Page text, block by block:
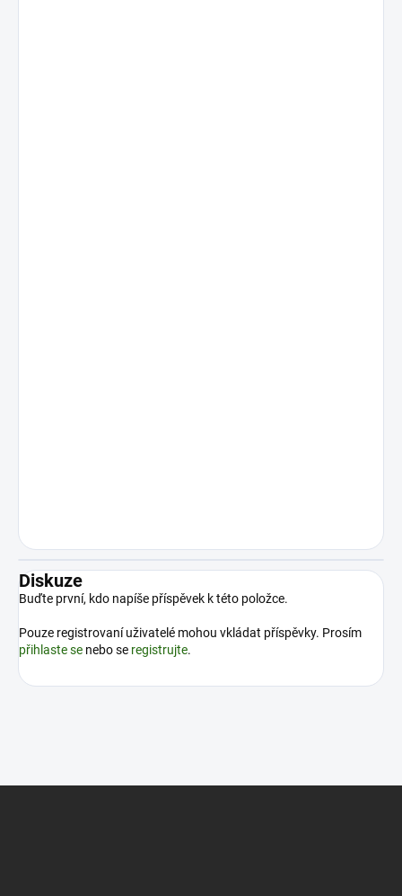
Diskuze
Buďte první, kdo napíše příspěvek k této položce.
Pouze registrovaní uživatelé mohou vkládat příspěvky. Prosím
přihlaste se nebo se registrujte.